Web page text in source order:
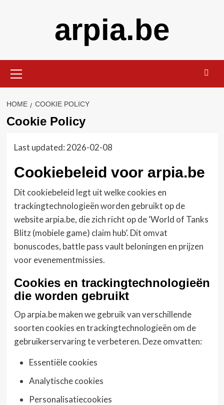
arpia.be
Menu
HOME COOKIE POLICY
Cookie Policy
Last updated: 2026-02-08
Cookiebeleid voor arpia.be
Dit cookiebeleid legt uit welke cookies en
trackingtechnologieën worden gebruikt op de
website arpia.be, die zich richt op de ‘World of Tanks
Blitz (mobiele game) claim hub’. Dit omvat
bonuscodes, battle pass vault beloningen en prijzen
voor evenementmissies.
Cookies en trackingtechnologieën
die worden gebruikt
Op arpia.be maken we gebruik van verschillende
soorten cookies en trackingtechnologieën om de
gebruikerservaring te verbeteren. Deze omvatten:
Essentiële cookies
Analytische cookies
Personalisatiecookies